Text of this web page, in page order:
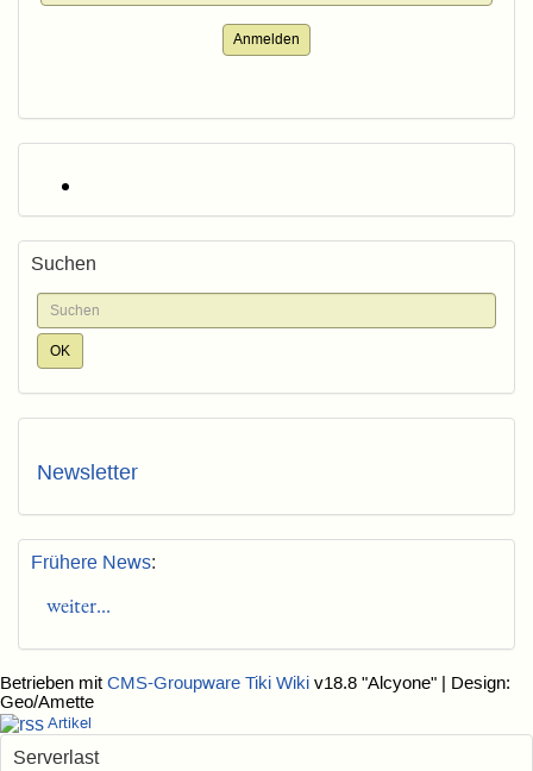
Anmelden
Suchen
Newsletter
Frühere News:
weiter...
Betrieben mit CMS-Groupware Tiki Wiki v18.8 "Alcyone" | Design:
Geo/Amette
Artikel
Serverlast